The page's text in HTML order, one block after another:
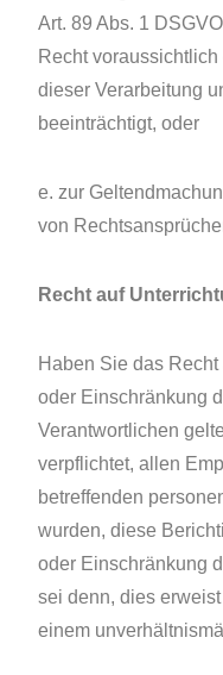
Art. 89 Abs. 1
Recht
dieser Verarbeitung
beeinträchtigt, oder
e. zur
von
Recht auf
Haben Sie das
oder Einschränkung
Verantwortlichen
verpflichtet, allen
betreffenden
wurden, diese
oder Einschränkung
sei denn, dies
einem